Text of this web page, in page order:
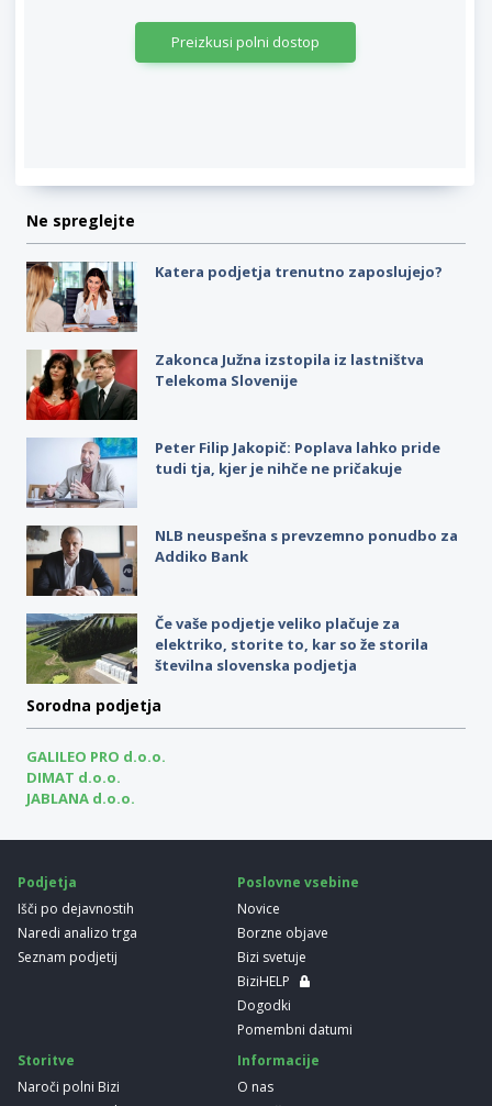
Preizkusi polni dostop
Ne spreglejte
Katera podjetja trenutno zaposlujejo?
Zakonca Južna izstopila iz lastništva
Telekoma Slovenije
Peter Filip Jakopič: Poplava lahko pride
tudi tja, kjer je nihče ne pričakuje
NLB neuspešna s prevzemno ponudbo za
Addiko Bank
Če vaše podjetje veliko plačuje za
elektriko, storite to, kar so že storila
številna slovenska podjetja
Sorodna podjetja
GALILEO PRO d.o.o.
DIMAT d.o.o.
JABLANA d.o.o.
Podjetja
Išči po dejavnostih
Naredi analizo trga
Seznam podjetij
Poslovne vsebine
Novice
Borzne objave
Bizi svetuje
BiziHELP
Dogodki
Pomembni datumi
Storitve
Naroči polni Bizi
Informacije
O nas